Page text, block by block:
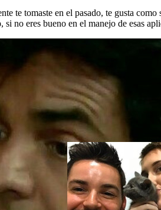
te tomaste en el pasado, te gusta
si no eres bueno en el manejo de esas